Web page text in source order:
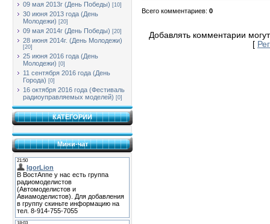
09 мая 2013г (День Победы) [10]
30 июня 2013 года (День
Молодежи) [20]
09 мая 2014г (День Победы) [20]
28 июня 2014г. (День Молодежи)
[20]
25 июня 2016 года (День
Молодежи) [0]
11 сентября 2016 года (День
Города) [0]
16 октября 2016 года (Фестиваль
радиоуправляемых моделей) [0]
КАТЕГОРИИ
Мини-чат
Всего комментариев: 0
Добавлять комментарии
[